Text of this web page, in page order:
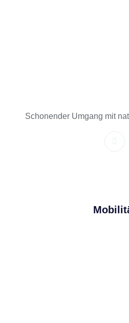
Schonender Umgang mit